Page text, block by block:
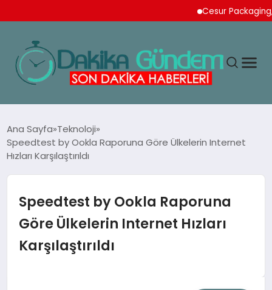
Cesur Packaging,
TEKNOLOJI
SPOR
YAŞAM
Ana Sayfa Teknoloji
Speedtest by Ookla Raporuna Göre Ülkelerin Internet
Hızları Karşılaştırıldı
Speedtest by Ookla Raporuna
Göre Ülkelerin Internet Hızları
Karşılaştırıldı